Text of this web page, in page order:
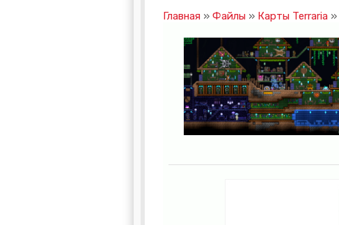
Главная » Файлы » Карты Terraria »